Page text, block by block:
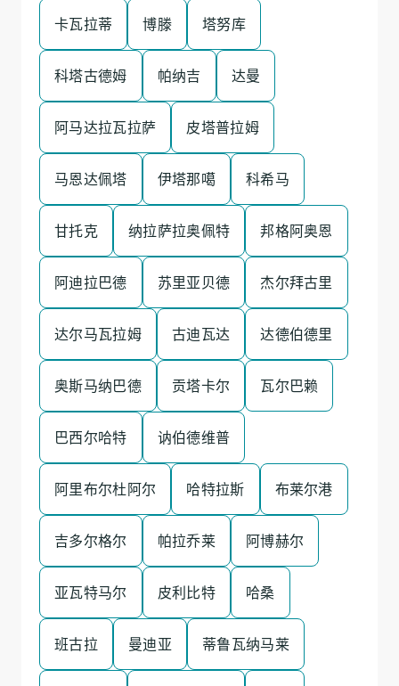
卡瓦拉蒂 博滕 塔努库
科塔古德姆 帕纳吉 达曼
阿马达拉瓦拉萨 皮塔普拉姆
马恩达佩塔 伊塔那噶 科希马
甘托克 纳拉萨拉奥佩特 邦格阿奥恩
阿迪拉巴德 苏里亚贝德 杰尔拜古里
达尔马瓦拉姆 古迪瓦达 达德伯德里
奥斯马纳巴德 贡塔卡尔 瓦尔巴赖
巴西尔哈特 讷伯德维普
阿里布尔杜阿尔 哈特拉斯 布莱尔港
吉多尔格尔 帕拉乔莱 阿博赫尔
亚瓦特马尔 皮利比特 哈桑
班古拉 曼迪亚 蒂鲁瓦纳马莱